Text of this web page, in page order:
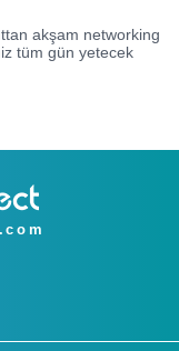
akşam networking
tüm gün yetecek